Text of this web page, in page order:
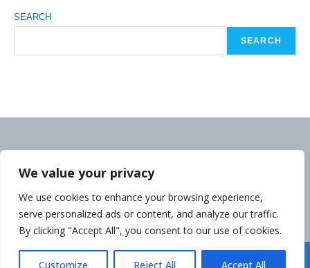
We value your privacy
We use cookies to enhance your browsing experience,
serve personalized ads or content, and analyze our traffic.
By clicking "Accept All", you consent to our use of cookies.
Customize Reject All Accept All
SEARCH
SEARCH